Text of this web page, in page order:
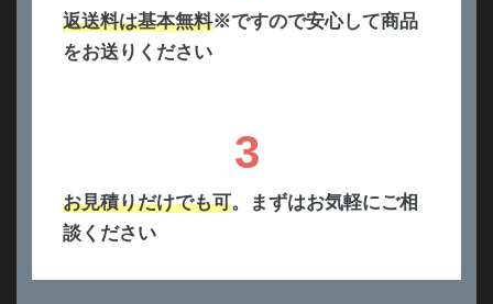
返送料は基本無料※ですので安心して商品
をお送りください
3
お見積りだけでも可。まずはお気軽にご相
談ください